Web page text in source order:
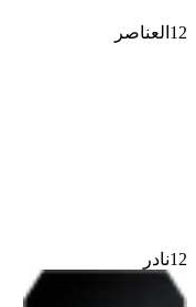
12 العناصر
12نادر